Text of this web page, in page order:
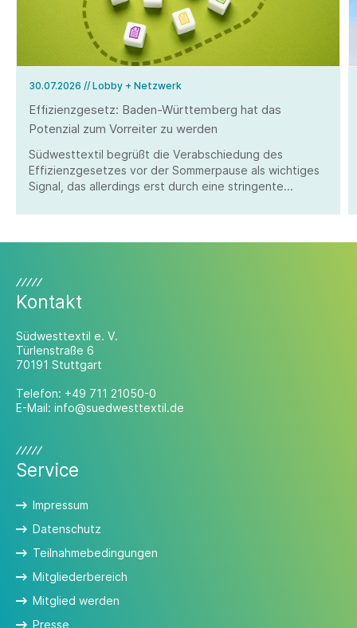
30.07.2026 // Lobby + Netzwerk
Effizienzgesetz: Baden-Württemberg hat das
Potenzial zum Vorreiter zu werden
Südwesttextil begrüßt die Verabschiedung des
Effizienzgesetzes vor der Sommerpause als wichtiges
Signal, das allerdings erst durch eine stringente
Kontakt
Südwesttextil e. V.
Türlenstraße 6
70191 Stuttgart
Telefon: +49 711 21050-0
E-Mail: info@suedwesttextil.de
Service
Impressum
Datenschutz
Teilnahmebedingungen
Mitgliederbereich
Mitglied werden
Presse